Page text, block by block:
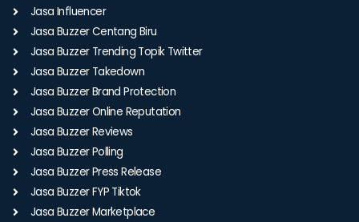
Jasa Influencer
Jasa Buzzer Centang Biru
Jasa Buzzer Trending Topik Twitter
Jasa Buzzer Takedown
Jasa Buzzer Brand Protection
Jasa Buzzer Online Reputation
Jasa Buzzer Reviews
Jasa Buzzer Polling
Jasa Buzzer Press Release
Jasa Buzzer FYP Tiktok
Jasa Buzzer Marketplace